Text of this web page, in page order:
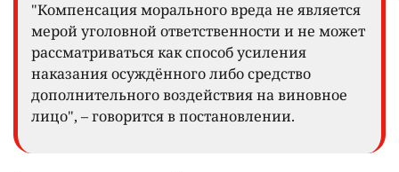
"Компенсация морального вреда не является
мерой уголовной ответственности и не может
рассматриваться как способ усиления
наказания осуждённого либо средство
дополнительного воздействия на виновное
лицо", – говорится в постановлении.